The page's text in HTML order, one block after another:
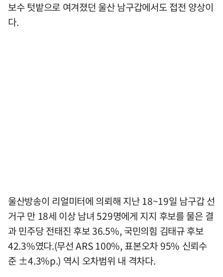
보수 텃밭으로 여겨졌던 울산 남구갑에서도 접전 양상이
다.
울산방송이 리얼미터에 의뢰해 지난 18~19일 남구갑 선
거구 만 18세 이상 남녀 529명에게 지지 후보를 물은 결
과 민주당 전태진 후보 36.5%, 국민의힘 김태규 후보
42.3%였다.(무선 ARS 100%, 표본오차 95% 신뢰수
준 ±4.3%p.) 역시 오차범위 내 격차다.